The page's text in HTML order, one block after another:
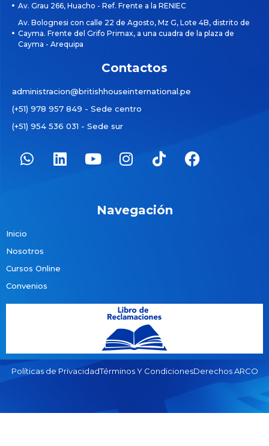
Av. Grau 266, Huacho - Ref. Frente a la RENIEC
Av. Bolognesi con calle 22 de Agosto, Mz G, Lote 4B, distrito de
Cayma. Frente del Grifo Primax, a una cuadra de la plaza de
Cayma - Arequipa
Contactos
administracion@britishhouseinternational.pe
(+51) 978 957 849 - Sede centro
(+51) 954 536 031 - Sede sur
Navegación
Inicio
Nosotros
Cursos Online
Convenios
Políticas de PrivacidadTérminos Y CondicionesDerechos ARCO